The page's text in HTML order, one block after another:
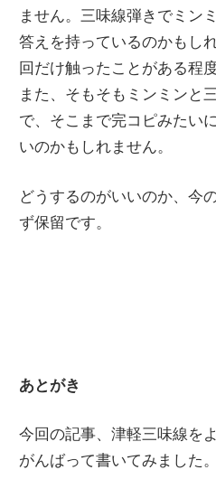
ません。三味線弾きでミン
答えを持っているのかもし
回だけ触ったことがある程
また、そもそもミンミンと
で、そこまで完コピみたい
いのかもしれません。
どうするのがいいのか、今
ず保留です。
あとがき
今回の記事、津軽三味線を
がんばって書いてみました。